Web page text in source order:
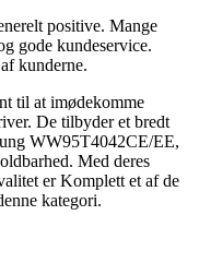
positive. Mange
gode kundeservice.
kunderne.
til at imødekomme
De tilbyder et bredt
WW95T4042CE/EE,
Med deres
er Komplett et af de
kategori.